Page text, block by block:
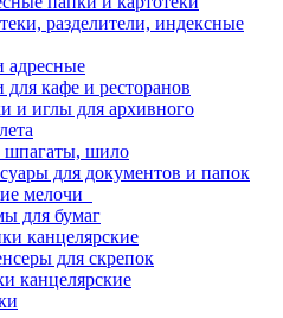
разделители, индексные
адресные
кафе и ресторанов
и иглы для архивного
шило
для документов и папок
мелочи
для бумаг
канцелярские
для скрепок
канцелярские